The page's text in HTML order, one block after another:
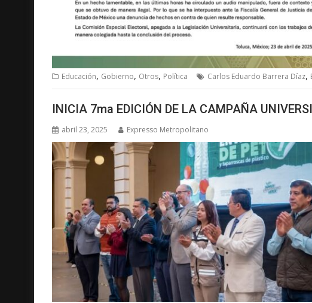
Educación, Gobierno, Otros, Política Carlos Eduardo Barrera Díaz,
INICIA 7ma EDICIÓN DE LA CAMPAÑA
abril 23, 2025 Expresso Metropolitano